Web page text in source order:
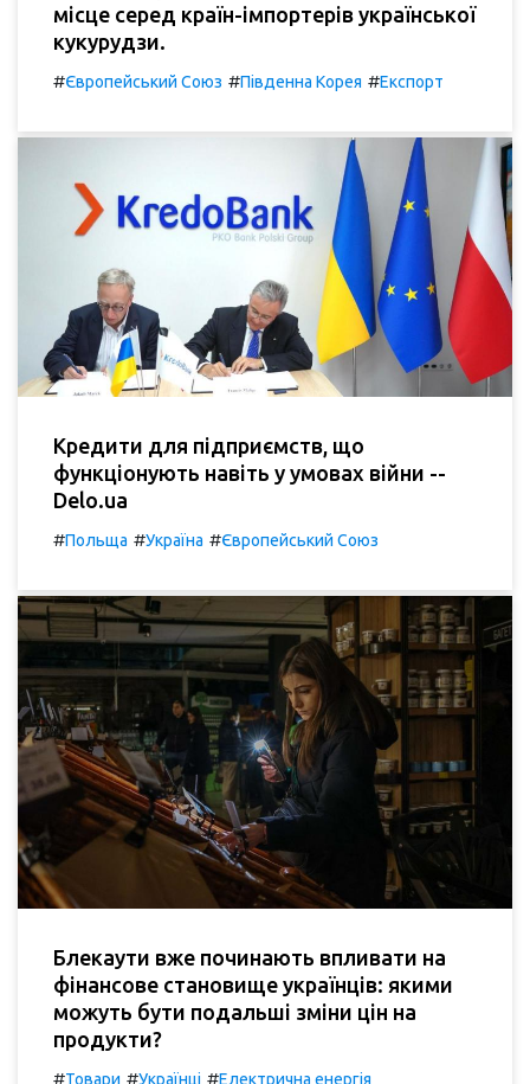
місце серед країн-імпортерів української
кукурудзи.
#Європейський Союз #Південна Корея #Експорт
Кредити для підприємств, що
функціонують навіть у умовах війни --
Delo.ua
#Польща #Україна #Європейський Союз
Блекаути вже починають впливати на
фінансове становище українців: якими
можуть бути подальші зміни цін на
продукти?
#Товари #Українці #Електрична енергія